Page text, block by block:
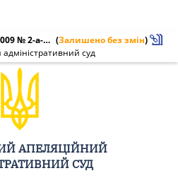
Постанова від 16.12.2009 № 2-а-185/09/2070 (Залишено без змін)
суд
АПЕЛЯЦІЙНИЙ
СУД